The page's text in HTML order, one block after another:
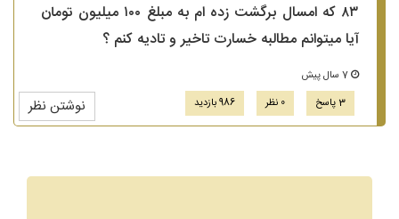
۸۳ که امسال برگشت زده ام به مبلغ ۱۰۰ میلیون تومان
آیا میتوانم مطالبه خسارت تاخیر و تادیه کنم ؟
3 پاسخ
0 نظر 986 بازدید نوشتن نظر